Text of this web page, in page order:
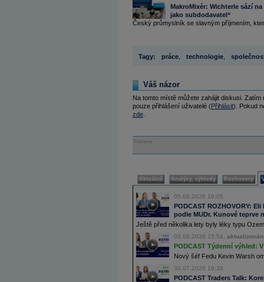
MakroMixér: Wichterle sází
jako subdodavatel“
Český průmyslník se slavným příjmením,
Tagy: práce technologie
Váš názor
Na tomto místě můžete zahájit diskusi.
pouze přihlášení uživatelé (Přihlásit). Pokud
zde
Reklama
Aktuálně Analýzy, výhledy Rozhovory
05.08.2026 16:05
PODCAST ROZHOVORY:
podle MUDr. Kunové teprve
Ještě před několika lety byly léky typu
03.08.2026 15:54,
PODCAST Týdenní výhled:
Nový šéf Fedu Kevin Warsh
30.07.2026 16:36
PODCAST Traders Talk: